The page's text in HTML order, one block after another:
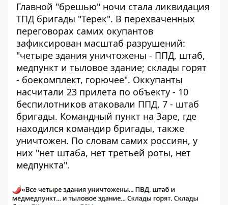
Главной "брешью" ночи стала ликвидация
ТПД бригады "Терек". В перехваченных
переговорах самих окупантов
зафиксирован масштаб разрушений:
"четыре здания уничтожены - ППД, штаб,
медпункт и тыловое здание; склады горят
- боекомплект, горючее". Оккупанты
насчитали 23 прилета по объекту - 10
беспилотников атаковали ППД, 7 - штаб
бригады. Командный пункт на Заре, где
находился командир бригады, также
уничтожен. По словам самих россиян, у
них "нет штаба, нет третьей роты, нет
медпункта".